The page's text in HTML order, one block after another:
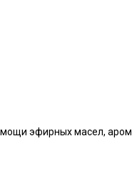
эфирных масел,